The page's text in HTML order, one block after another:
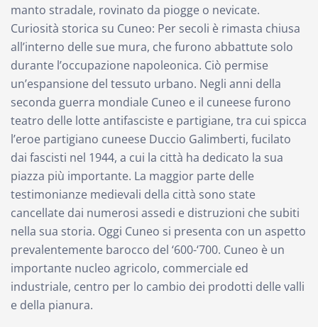
manto stradale, rovinato da piogge o nevicate.
Curiosità storica su Cuneo: Per secoli è rimasta chiusa
all’interno delle sue mura, che furono abbattute solo
durante l’occupazione napoleonica. Ciò permise
un’espansione del tessuto urbano. Negli anni della
seconda guerra mondiale Cuneo e il cuneese furono
teatro delle lotte antifasciste e partigiane, tra cui spicca
l’eroe partigiano cuneese Duccio Galimberti, fucilato
dai fascisti nel 1944, a cui la città ha dedicato la sua
piazza più importante. La maggior parte delle
testimonianze medievali della città sono state
cancellate dai numerosi assedi e distruzioni che subiti
nella sua storia. Oggi Cuneo si presenta con un aspetto
prevalentemente barocco del ‘600-‘700. Cuneo è un
importante nucleo agricolo, commerciale ed
industriale, centro per lo cambio dei prodotti delle valli
e della pianura.